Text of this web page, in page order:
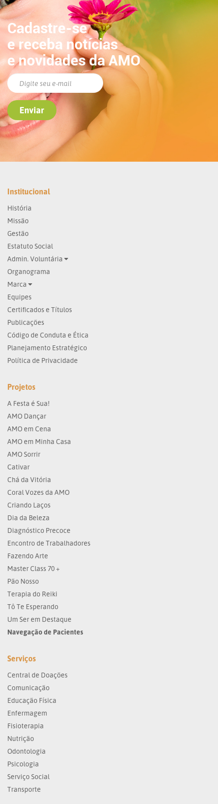
Cadastre-se
e receba notícias
e novidades da AMO
Institucional
História
Missão
Gestão
Estatuto Social
Admin. Voluntária
Organograma
Marca
Equipes
Certificados e Títulos
Publicações
Código de Conduta e Ética
Planejamento Estratégico
Política de Privacidade
Projetos
A Festa é Sua!
AMO Dançar
AMO em Cena
AMO em Minha Casa
AMO Sorrir
Cativar
Chá da Vitória
Coral Vozes da AMO
Criando Laços
Dia da Beleza
Diagnóstico Precoce
Encontro de Trabalhadores
Fazendo Arte
Master Class 70 +
Pão Nosso
Terapia do Reiki
Tô Te Esperando
Um Ser em Destaque
Navegação de Pacientes
Serviços
Central de Doações
Comunicação
Educação Física
Enfermagem
Fisioterapia
Nutrição
Odontologia
Psicologia
Serviço Social
Transporte